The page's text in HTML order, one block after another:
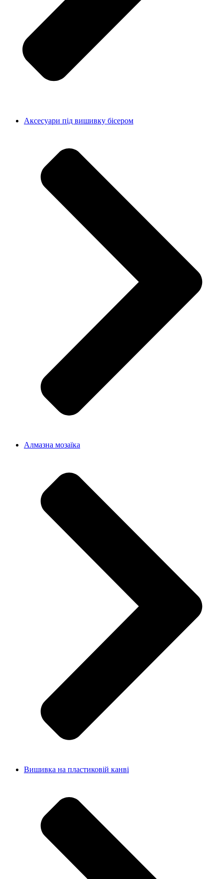
Аксесуари під вишивку бісером
Алмазна мозаїка
Вишивка на пластиковій канві